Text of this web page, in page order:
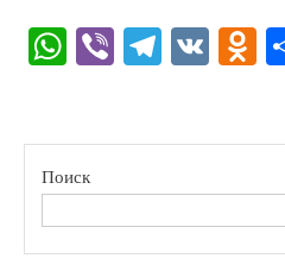
WhatsApp
Viber VK
Поиск